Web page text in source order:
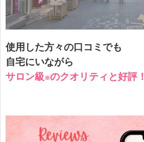
使用した方々の口コミでも
自宅にいながら
サロン級 ※のクオリティと好評！